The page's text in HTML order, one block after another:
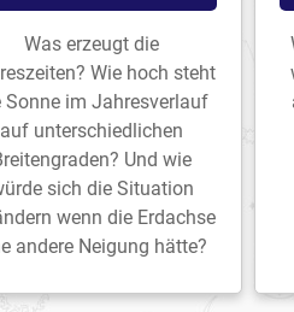
Was erzeugt die
Wie hoch steht
Sonne im Jahresverlauf
auf unterschiedlichen
Und wie
sich die Situation
wenn die Erdachse
andere Neigung hätte?